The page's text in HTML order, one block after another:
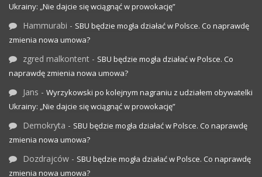
Ukrainy: „Nie dajcie się wciągnąć w prowokację”
Hammurabi - SBU będzie mogła działać w Polsce. Co naprawdę
zmienia nowa umowa?
zgred malkontent - SBU będzie mogła działać w Polsce. Co
naprawdę zmienia nowa umowa?
Jans - Wyrzykowski po kolejnym nagraniu z udziałem obywatelki
Ukrainy: „Nie dajcie się wciągnąć w prowokację”
Demokryta - SBU będzie mogła działać w Polsce. Co naprawdę
zmienia nowa umowa?
Dozdrajców - SBU będzie mogła działać w Polsce. Co naprawdę
zmienia nowa umowa?